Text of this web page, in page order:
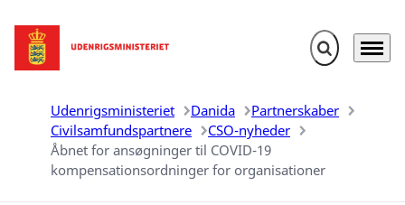
Gå til forsiden Fold søgefelt
Menu
Udenrigsministeriet Danida
Partnerskaber
Civilsamfundspartnere
CSO-nyheder
Åbnet for ansøgninger til COVID-19
kompensationsordninger for organisationer